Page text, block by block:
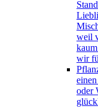
weil
wir
oder